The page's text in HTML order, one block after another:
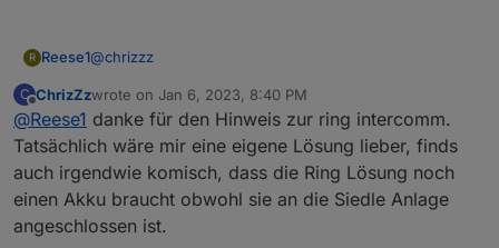
R Reese1@chrizzz
ich habe auch die siedele anlage, bei dieser nutze ich
seit kurzem die ring intercomm zusätzlich, diese wird
mit der siedele anlage verkabelt, 6 kabel sollten dass
sein, dass ganze wird nach dem anschluss mit der ring
app am handy eingerichtet, über handy kannst du dann
mit den besuchern draussen sprechen und auch die
tür über handy entriegeln,
C
Offline
ChrizZzwrote on Jan 6, 2023, 8:40 PM
last edited by
@Reese1 danke für den Hinweis zur ring intercomm.
Tatsächlich wäre mir eine eigene Lösung lieber, finds
auch irgendwie komisch, dass die Ring Lösung noch
einen Akku braucht obwohl sie an die Siedle Anlage
angeschlossen ist.